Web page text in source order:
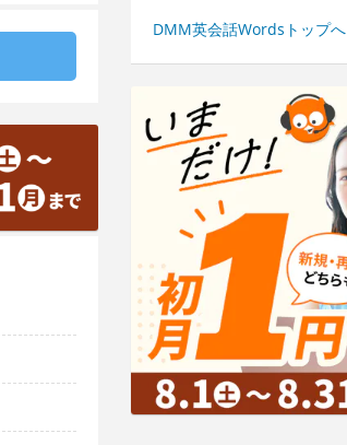
DMM英会話Wordsトップへ